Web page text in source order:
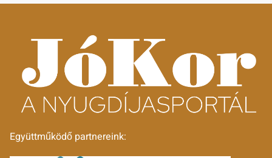
Együttműködő partnereink: